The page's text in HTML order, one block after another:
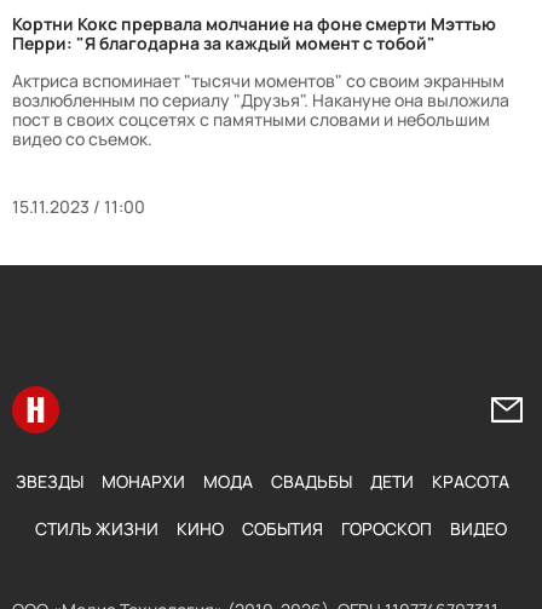
Кортни Кокс прервала молчание на фоне смерти Мэттью
Перри: "Я благодарна за каждый момент с тобой"
Актриса вспоминает "тысячи моментов" со своим экранным
возлюбленным по сериалу "Друзья". Накануне она выложила
пост в своих соцсетях с памятными словами и небольшим
видео со съемок.
15.11.2023 / 11:00
Перейти на главную
ЗВЕЗДЫ МОНАРХИ МОДА СВАДЬБЫ ДЕТИ КРАСОТА
СТИЛЬ ЖИЗНИ КИНО СОБЫТИЯ ГОРОСКОП ВИДЕО